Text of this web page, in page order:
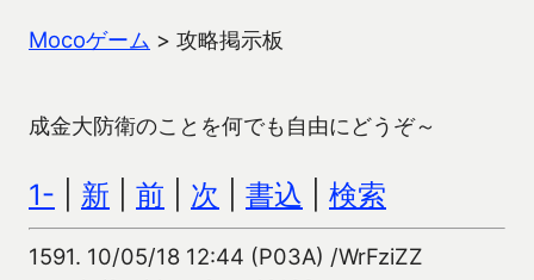
Mocoゲーム > 攻略掲示板
成金大防衛のことを何でも自由にどうぞ～
1- 新 前 次 書込 検索
1591. 10/05/18 12:44 (P03A) /WrFziZZ